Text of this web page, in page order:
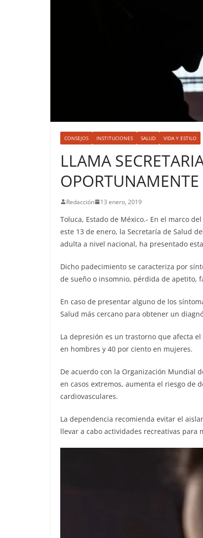
CONSEJOS INSTITUCIONES SALUD VIDA Y ESTILO
LLAMA
Redacción 13 enero, 2019
Toluca, Estado de México.- En el marco
este 13 de enero, la Secretaría de Salud
adulta a nivel nacional, ha presentado
Dicho padecimiento se caracteriza por
de sueño o insomnio, pérdida de apetito,
En caso de presentar alguno de los
Salud más cercano para obtener un
La depresión es un trastorno que afecta
en hombres y 40 por ciento en mujeres.
De acuerdo con la Organización Mundial
en casos extremos, aumenta el riesgo de
cardiovasculares.
La dependencia recomienda evitar el
llevar a cabo actividades recreativas para